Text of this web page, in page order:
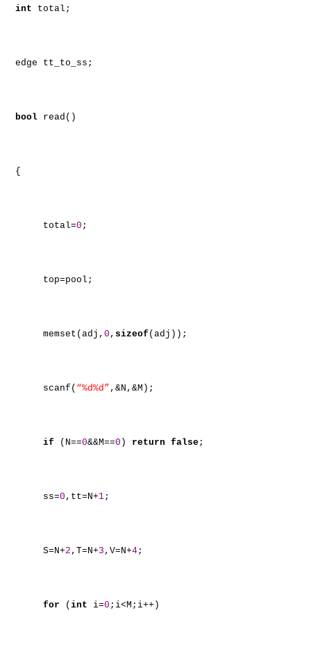
int total;
edge tt_to_ss;
bool read()
{
total=0 ;
top=pool;
memset(adj, 0 , sizeof (adj));
scanf( “%d%d” ,&N,&M);
if (N==0&&M==0 ) return false;
ss=0 ,tt=N+1;
S=N+2 ,T=N+3 ,V=N+4;
for ( int i=0 ;i<M;i++)